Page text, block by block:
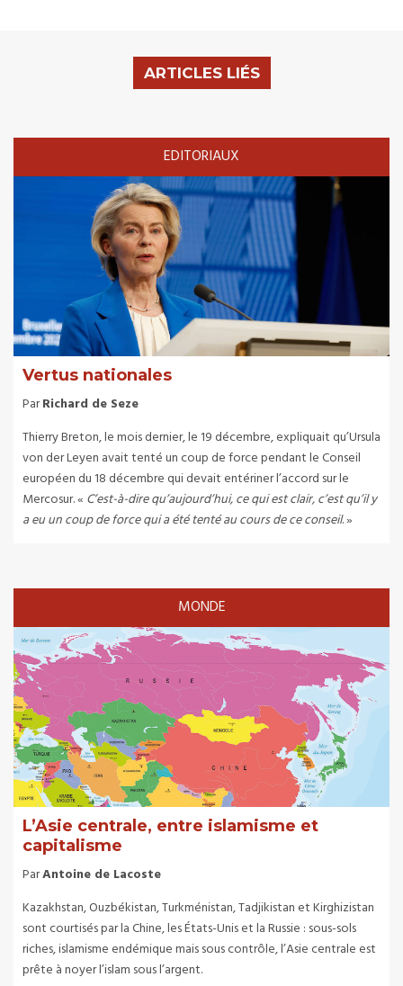
ARTICLES LIÉS
EDITORIAUX
Vertus nationales
ParRichard de Seze
Thierry Breton, le mois dernier, le 19 décembre, expliquait qu’Ursula
von der Leyen avait tenté un coup de force pendant le Conseil
européen du 18 décembre qui devait entériner l’accord sur le
Mercosur. « C’est-à-dire qu’aujourd’hui, ce qui est clair, c’est qu’il y
a eu un coup de force qui a été tenté au cours de ce conseil. »
MONDE
L’Asie centrale, entre islamisme et
capitalisme
ParAntoine de Lacoste
Kazakhstan, Ouzbékistan, Turkménistan, Tadjikistan et Kirghizistan
sont courtisés par la Chine, les États-Unis et la Russie : sous-sols
riches, islamisme endémique mais sous contrôle, l’Asie centrale est
prête à noyer l’islam sous l’argent.